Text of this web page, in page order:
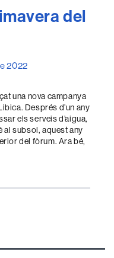
del
2022
una nova campanya
Després d’un any
els serveis d’aigua,
al subsol, aquest any
del fòrum. Ara bé,